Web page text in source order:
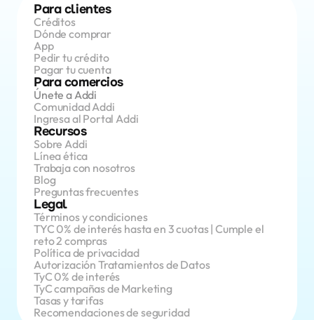
Para clientes
Créditos
Dónde comprar
App
Pedir tu crédito
Pagar tu cuenta
Para comercios
Únete a Addi
Comunidad Addi
Ingresa al Portal Addi
Recursos
Sobre Addi
Línea ética
Trabaja con nosotros
Blog
Preguntas frecuentes
Legal
Términos y condiciones
TYC 0% de interés hasta en 3 cuotas | Cumple el
reto 2 compras
Política de privacidad
Autorización Tratamientos de Datos
TyC 0% de interés
TyC campañas de Marketing
Tasas y tarifas
Recomendaciones de seguridad